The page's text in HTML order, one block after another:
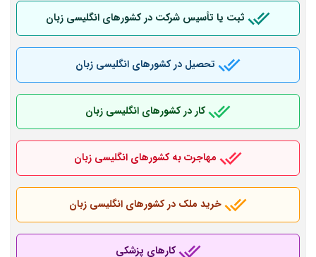
ثبت یا تأسیس شرکت در کشورهای انگلیسی زبان
تحصیل در کشورهای انگلیسی زبان
کار در کشورهای انگلیسی زبان
مهاجرت به کشورهای انگلیسی زبان
خرید ملک در کشورهای انگلیسی زبان
کارهای پزشکی